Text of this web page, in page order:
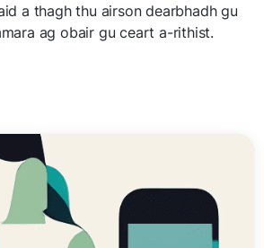
a thagh thu airson dearbhadh gu
ag obair gu ceart a-rithist.